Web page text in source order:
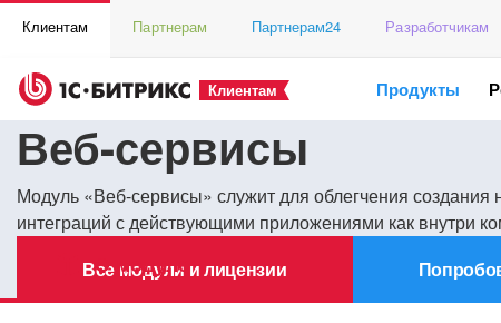
Клиентам Партнерам Партнерам24 Разработчикам
Клиентам Продукты
Веб-сервисы
Модуль «Веб-сервисы» служит для облегчения
интеграций с действующими приложениями как внутри
Все модули и лицензии
О модуле